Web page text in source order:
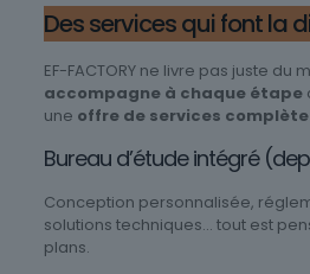
Des services qui font la
EF-FACTORY ne livre pas juste du
accompagne à chaque étape
une offre de services complète
Bureau d’étude intégré
Conception personnalisée,
solutions techniques… tout est
plans.